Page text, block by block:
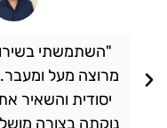
"השתמשתי
מרוצה מעל
יסודית והשאיר
נוקתה בצורה